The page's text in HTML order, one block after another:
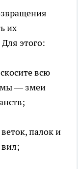
их
этого:
всю
— змеи
палок и